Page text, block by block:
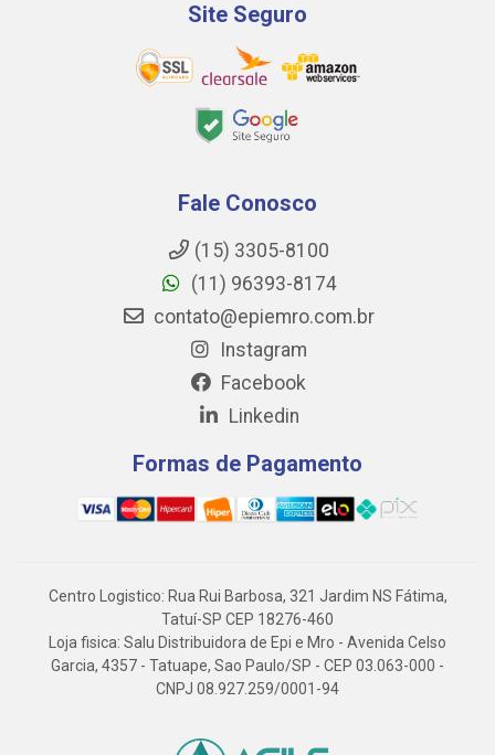
Site Seguro
Fale Conosco
(15) 3305-8100
(11) 96393-8174
contato@epiemro.com.br
Instagram
Facebook
Linkedin
Formas de Pagamento
Centro Logistico: Rua Rui Barbosa, 321 Jardim NS Fátima,
Tatuí-SP CEP 18276-460
Loja fisica: Salu Distribuidora de Epi e Mro - Avenida Celso
Garcia, 4357 - Tatuape, Sao Paulo/SP - CEP 03.063-000 -
CNPJ 08.927.259/0001-94